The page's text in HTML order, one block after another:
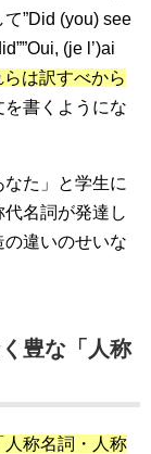
”Did (you) see
(je l’)ai
は訳すべから
を書くようにな
た」と学生に
名詞が発達し
違いのせいな
豊な「人称
人称名詞・人称